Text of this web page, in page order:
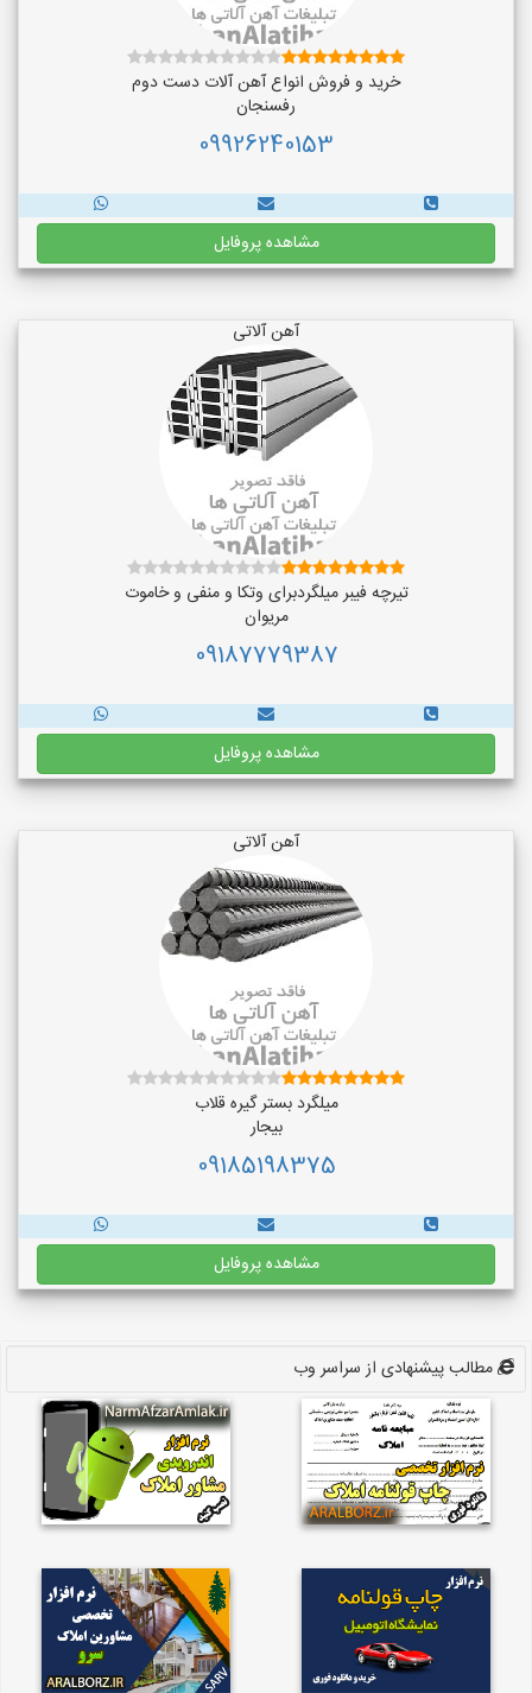
خرید و فروش انواع آهن آلات دست دوم
رفسنجان
09926240153
مشاهده پروفایل
آهن آلاتی
تیرچه فیبر میلگردبرای وتکا و منفی و خاموت
مریوان
09187779387
مشاهده پروفایل
آهن آلاتی
میلگرد بستر گیره قلاب
بیجار
09185198375
مشاهده پروفایل
مطالب پیشنهادی از سراسر وب